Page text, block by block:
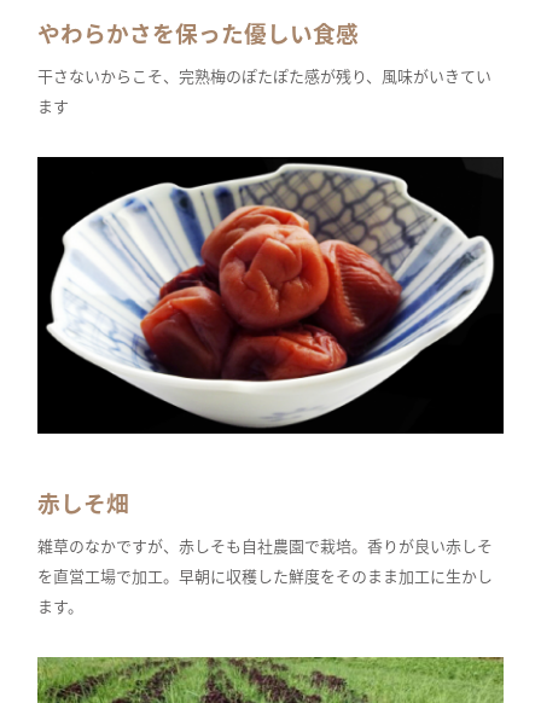
やわらかさを保った優しい食感
干さないからこそ、完熟梅のぽたぽた感が残り、風味がいきてい
ます
赤しそ畑
雑草のなかですが、赤しそも自社農園で栽培。香りが良い赤しそ
を直営工場で加工。早朝に収穫した鮮度をそのまま加工に生かし
ます。